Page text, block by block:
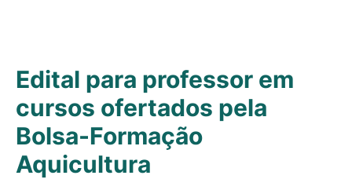
Edital para professor em
cursos ofertados pela
Bolsa-Formação
Aquicultura